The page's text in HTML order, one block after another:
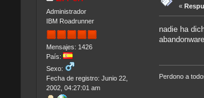
Administrador
IBM Roadrunner
Mensajes: 1426
País:
Sexo:
Fecha de registro: Junio 22,
2002, 04:27:01 am
«
nadie ha
Perdono a